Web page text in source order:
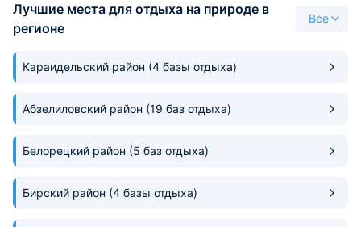
классно!
вариант для
Лучшие места для отдыха на природе в
регионе
Все
Караидельский район (4 базы отдыха)
Абзелиловский район (19 баз отдыха)
Белорецкий район (5 баз отдыха)
Бирский район (4 базы отдыха)